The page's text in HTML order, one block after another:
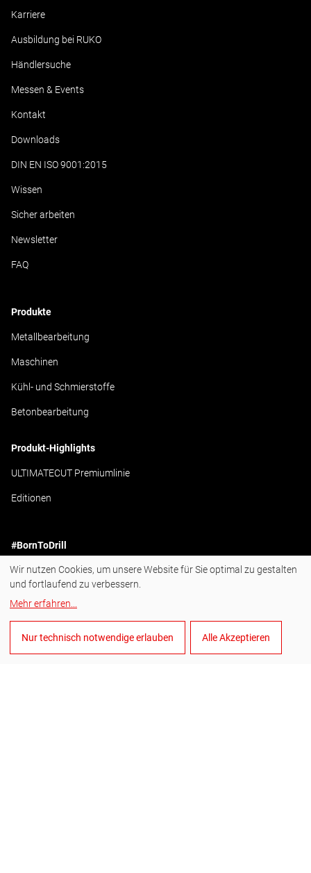
Karriere
Ausbildung bei RUKO
Händlersuche
Messen & Events
Kontakt
Downloads
DIN EN ISO 9001:2015
Wissen
Sicher arbeiten
Newsletter
FAQ
Produkte
Metallbearbeitung
Maschinen
Kühl- und Schmierstoffe
Betonbearbeitung
Produkt-Highlights
ULTIMATECUT Premiumlinie
Editionen
#BornToDrill
Instagram
YouTube
Wir nutzen Cookies, um unsere Website für Sie optimal zu gestalten
und fortlaufend zu verbessern.
Mehr erfahren
Nur technisch notwendige erlauben Alle Akzeptieren